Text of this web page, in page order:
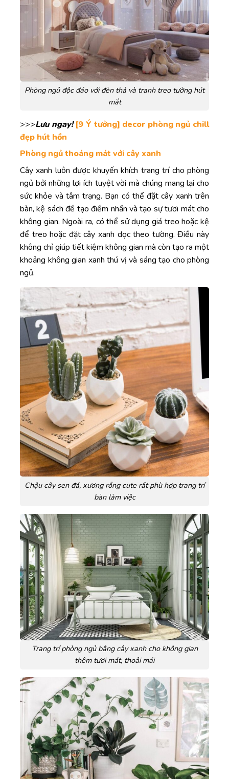
Phòng ngủ độc đáo với đèn thả và tranh treo tường hút
mắt
>>>Lưu ngay![9 Ý tưởng] decor phòng ngủ chill
đẹp hút hồn
Phòng ngủ thoáng mát với cây xanh
Cây xanh luôn được khuyến khích trang trí cho phòng
ngủ bởi những lợi ích tuyệt vời mà chúng mang lại cho
sức khỏe và tâm trạng. Bạn có thể đặt cây xanh trên
bàn, kệ sách để tạo điểm nhấn và tạo sự tươi mát cho
không gian. Ngoài ra, có thể sử dụng giá treo hoặc kệ
để treo hoặc đặt cây xanh dọc theo tường. Điều này
không chỉ giúp tiết kiệm không gian mà còn tạo ra một
khoảng không gian xanh thú vị và sáng tạo cho phòng
ngủ.
Chậu cây sen đá, xương rồng cute rất phù hợp trang trí
bàn làm việc
Trang trí phòng ngủ bằng cây xanh cho không gian
thêm tươi mát, thoải mái